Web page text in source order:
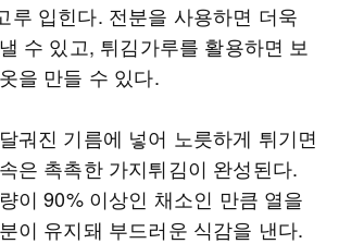
루 입힌다. 전분을 사용하면 더욱
수 있고, 튀김가루를 활용하면 보
을 만들 수 있다.
궈진 기름에 넣어 노릇하게 튀기면
은 촉촉한 가지튀김이 완성된다.
이 90% 이상인 채소인 만큼 열을
이 유지돼 부드러운 식감을 낸다.